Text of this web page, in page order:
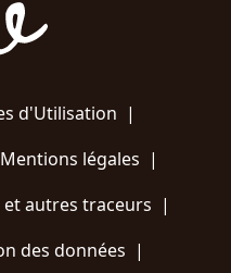
d'Utilisation |
Mentions légales |
autres traceurs |
des données |